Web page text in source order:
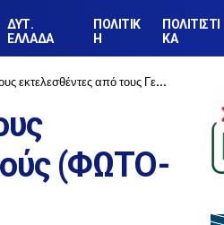
ΔΥΤ.
ΕΛΛΑΔΑ
ΠΟΛΙΤΙΚ
Η
ΠΟΛΙΤΙΣΤΙ
ΚΑ
από τους Γερμανούς (ΦΩΤΟ-ΒΙΝΤΕΟ)
(ΦΩΤΟ-